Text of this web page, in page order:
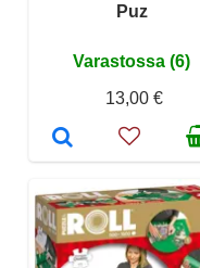
Puz
Varastossa (6)
13,00 €